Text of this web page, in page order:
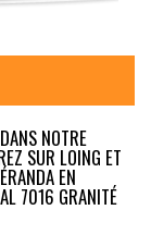
NOTRE
SUR LOING ET
EN
7016 GRANITÉ